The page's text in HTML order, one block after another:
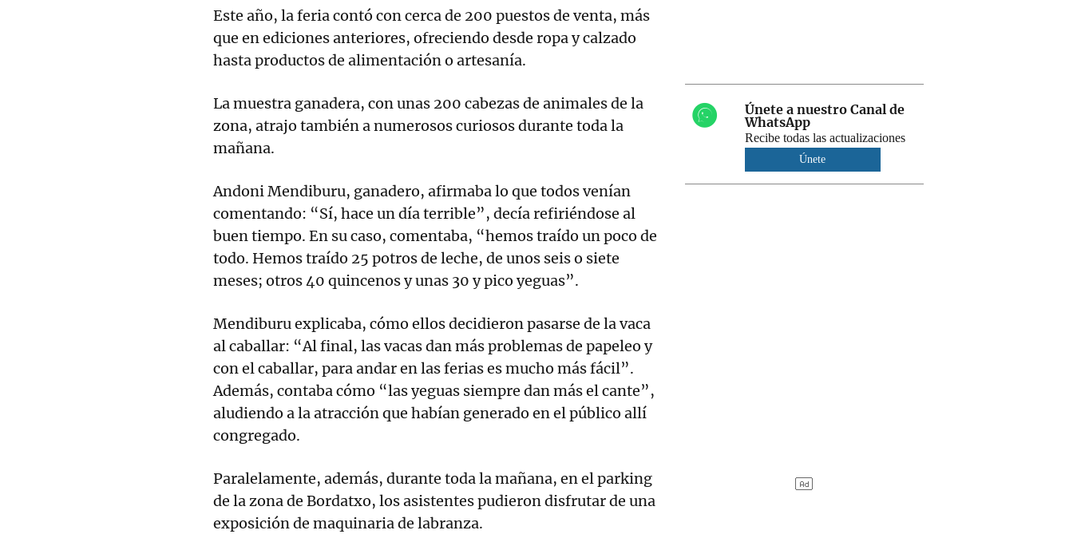
Este año, la feria contó con cerca de 200 puestos de venta, más
que en ediciones anteriores, ofreciendo desde ropa y calzado
hasta productos de alimentación o artesanía.
La muestra ganadera, con unas 200 cabezas de animales de la
zona, atrajo también a numerosos curiosos durante toda la
mañana.
Andoni Mendiburu, ganadero, afirmaba lo que todos venían
comentando: “Sí, hace un día terrible”, decía refiriéndose al
buen tiempo. En su caso, comentaba, “hemos traído un poco de
todo. Hemos traído 25 potros de leche, de unos seis o siete
meses; otros 40 quincenos y unas 30 y pico yeguas”.
Mendiburu explicaba, cómo ellos decidieron pasarse de la vaca
al caballar: “Al final, las vacas dan más problemas de papeleo y
con el caballar, para andar en las ferias es mucho más fácil”.
Además, contaba cómo “las yeguas siempre dan más el cante”,
aludiendo a la atracción que habían generado en el público allí
congregado.
Paralelamente, además, durante toda la mañana, en el parking
de la zona de Bordatxo, los asistentes pudieron disfrutar de una
exposición de maquinaria de labranza.
Únete a nuestro Canal de
WhatsApp
Recibe todas las actualizaciones
Únete